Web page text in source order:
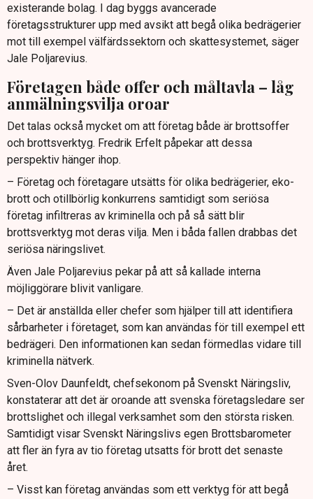
existerande bolag. I dag byggs avancerade
företagsstrukturer upp med avsikt att begå olika bedrägerier
mot till exempel välfärdssektorn och skattesystemet, säger
Jale Poljarevius.
Företagen både offer och måltavla – låg
anmälningsvilja oroar
Det talas också mycket om att företag både är brottsoffer
och brottsverktyg. Fredrik Erfelt påpekar att dessa
perspektiv hänger ihop.
– Företag och företagare utsätts för olika bedrägerier, eko-
brott och otillbörlig konkurrens samtidigt som seriösa
företag infiltreras av kriminella och på så sätt blir
brottsverktyg mot deras vilja. Men i båda fallen drabbas det
seriösa näringslivet.
Även Jale Poljarevius pekar på att så kallade interna
möjliggörare blivit vanligare.
– Det är anställda eller chefer som hjälper till att identifiera
sårbarheter i företaget, som kan användas för till exempel ett
bedrägeri. Den informationen kan sedan förmedlas vidare till
kriminella nätverk.
Sven-Olov Daunfeldt, chefsekonom på Svenskt Näringsliv,
konstaterar att det är oroande att svenska företagsledare ser
brottslighet och illegal verksamhet som den största risken.
Samtidigt visar Svenskt Näringslivs egen Brottsbarometer
att fler än fyra av tio företag utsatts för brott det senaste
året.
– Visst kan företag användas som ett verktyg för att begå